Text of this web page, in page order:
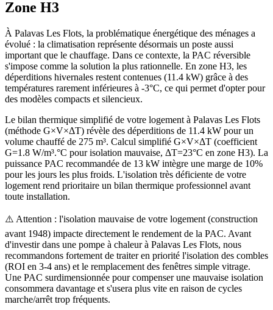
Zone H3
À Palavas Les Flots, la problématique énergétique des ménages a
évolué : la climatisation représente désormais un poste aussi
important que le chauffage. Dans ce contexte, la PAC réversible
s'impose comme la solution la plus rationnelle. En zone H3, les
déperditions hivernales restent contenues (11.4 kW) grâce à des
températures rarement inférieures à -3°C, ce qui permet d'opter pour
des modèles compacts et silencieux.
Le bilan thermique simplifié de votre logement à Palavas Les Flots
(méthode G×V×ΔT) révèle des déperditions de 11.4 kW pour un
volume chauffé de 275 m³. Calcul simplifié G×V×ΔT (coefficient
G=1.8 W/m³.°C pour isolation mauvaise, ΔT=23°C en zone H3). La
puissance PAC recommandée de 13 kW intègre une marge de 10%
pour les jours les plus froids. L'isolation très déficiente de votre
logement rend prioritaire un bilan thermique professionnel avant
toute installation.
⚠️ Attention : l'isolation mauvaise de votre logement (construction
avant 1948) impacte directement le rendement de la PAC. Avant
d'investir dans une pompe à chaleur à Palavas Les Flots, nous
recommandons fortement de traiter en priorité l'isolation des combles
(ROI en 3-4 ans) et le remplacement des fenêtres simple vitrage.
Une PAC surdimensionnée pour compenser une mauvaise isolation
consommera davantage et s'usera plus vite en raison de cycles
marche/arrêt trop fréquents.